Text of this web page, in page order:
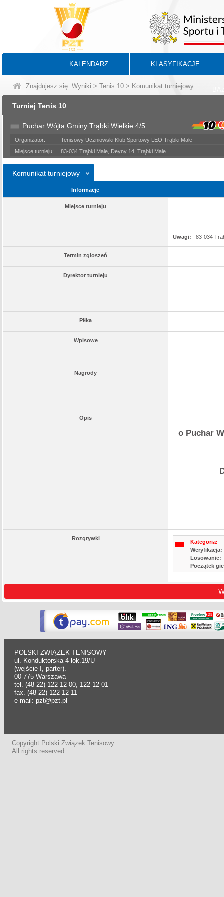
KALENDARZ KLASYFIKACJE
Znajdujesz się: Wyniki > Tenis 10 > Komunikat turniejowy
Turniej Tenis 10
Puchar Wójta Gminy Trąbki Wielkie 4/5
Organizator:
Tenisowy Uczniowski Klub Sportowy LEO Trąbki Małe
Miejsce turnieju:
83-034 Trąbki Małe, Deyny 14, Trąbki Małe
Komunikat turniejowy
Informacje
Miejsce turnieju
Uwagi: 83-034
Termin zgłoszeń
Dyrektor turnieju
Piłka
Wpisowe
Nagrody
Opis
o Puchar
Rozgrywki
Kategoria:
Weryfikacja:
Losowanie:
Początek
POLSKI ZWIĄZEK TENISOWY
ul. Konduktorska 4 lok.19/U
(wejście I, parter).
00-775 Warszawa
tel. (48-22) 122 12 00, 122 12 01
fax. (48-22) 122 12 11
e-mail: pzt@pzt.pl
Copyright Polski Związek Tenisowy.
All rights reserved